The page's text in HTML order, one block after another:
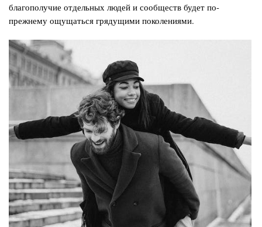
благополучие отдельных людей и сообществ будет по-
прежнему ощущаться грядущими поколениями.